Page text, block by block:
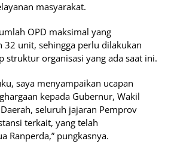
masyarakat.
OPD maksimal yang
32 unit, sehingga perlu dilakukan
struktur organisasi yang ada saat ini.
saya menyampaikan ucapan
kepada Gubernur, Wakil
seluruh jajaran Pemprov
terkait, yang telah
Ranperda,” pungkasnya.